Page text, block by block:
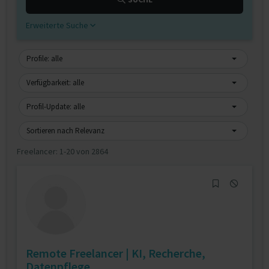
Erweiterte Suche
Profile: alle
Verfügbarkeit: alle
Profil-Update: alle
Sortieren nach Relevanz
Freelancer: 1-20 von 2864
Remote Freelancer | KI, Recherche,